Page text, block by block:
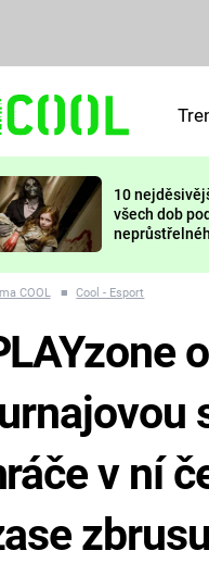
10
všech dob
nejvíc
COOL ■ Cool - Esport
v ní